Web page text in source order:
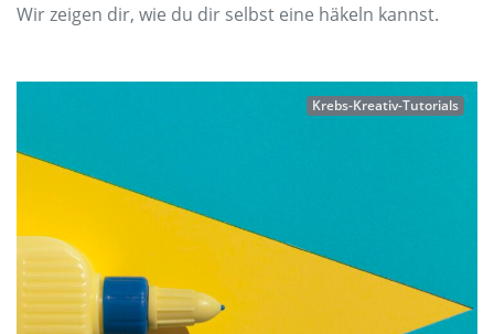
Wir zeigen dir, wie du dir selbst eine häkeln kannst.
Krebs-Kreativ-Tutorials